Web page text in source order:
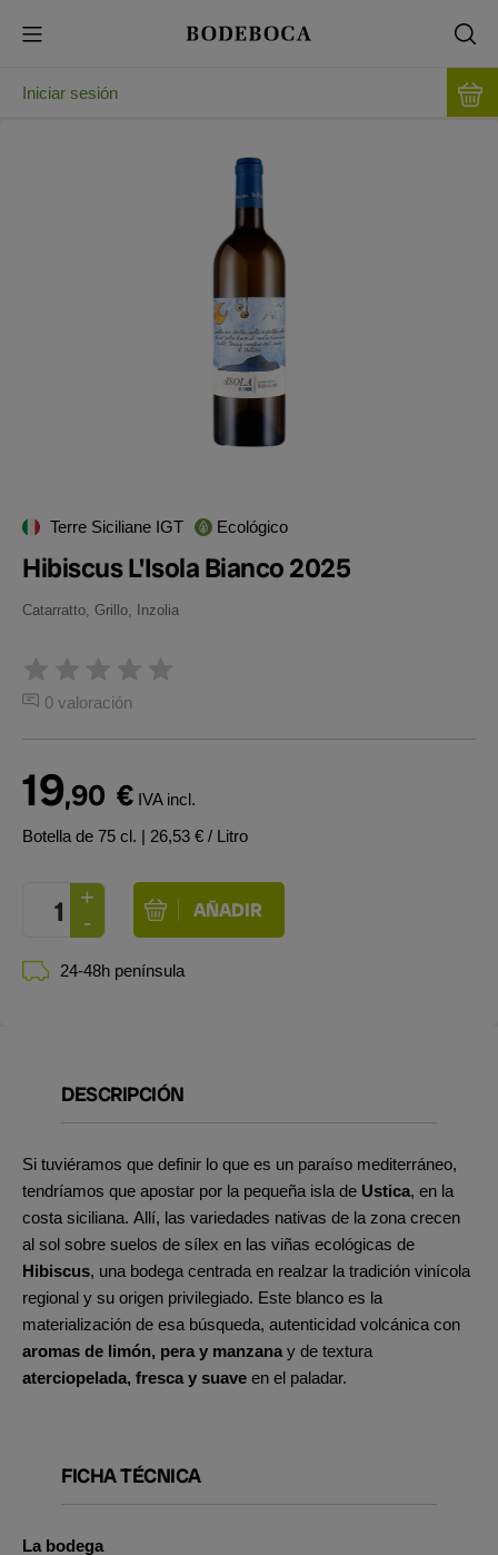
Iniciar sesión
Terre Siciliane IGT Ecológico
Hibiscus L'Isola Bianco 2025
Catarratto, Grillo, Inzolia
0 valoración
19,90 € IVA incl.
Botella de 75 cl. | 26,53 € / Litro
24-48h península
DESCRIPCIÓN
Si tuviéramos que definir lo que es un paraíso mediterráneo,
tendríamos que apostar por la pequeña isla de Ustica, en la
costa siciliana. Allí, las variedades nativas de la zona crecen
al sol sobre suelos de sílex en las viñas ecológicas de
Hibiscus, una bodega centrada en realzar la tradición vinícola
regional y su origen privilegiado. Este blanco es la
materialización de esa búsqueda, autenticidad volcánica con
aromas de limón, pera y manzana y de textura
aterciopelada, fresca y suave en el paladar.
FICHA TÉCNICA
La bodega